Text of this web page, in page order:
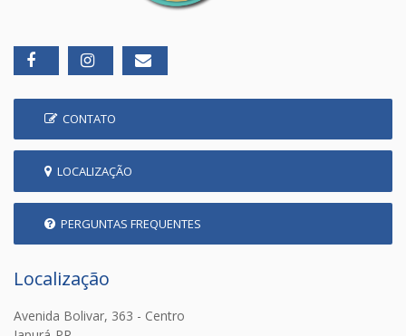
CONTATO
LOCALIZAÇÃO
PERGUNTAS FREQUENTES
Localização
Avenida Bolivar, 363 - Centro